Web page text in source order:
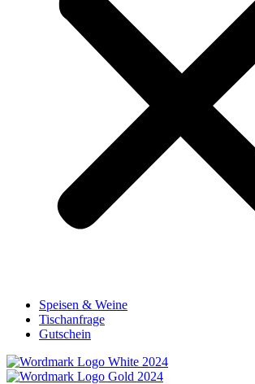
Speisen & Weine
Tischanfrage
Gutschein